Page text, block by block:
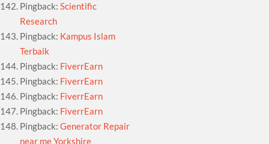
Pingback:Scientific
Research
Pingback: Kampus Islam
Terbaik
Pingback: FiverrEarn
Pingback: FiverrEarn
Pingback: FiverrEarn
Pingback: FiverrEarn
Pingback:Generator Repair
near me Yorkshire